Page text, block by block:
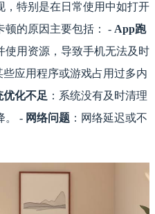
，特别是在日常使用中如打开
顿的原因主要包括： - App跑
使用资源，导致手机无法及时
些应用程序或游戏占用过多内
优化不足 ：系统没有及时清理
。 - 网络问题 ：网络延迟或不